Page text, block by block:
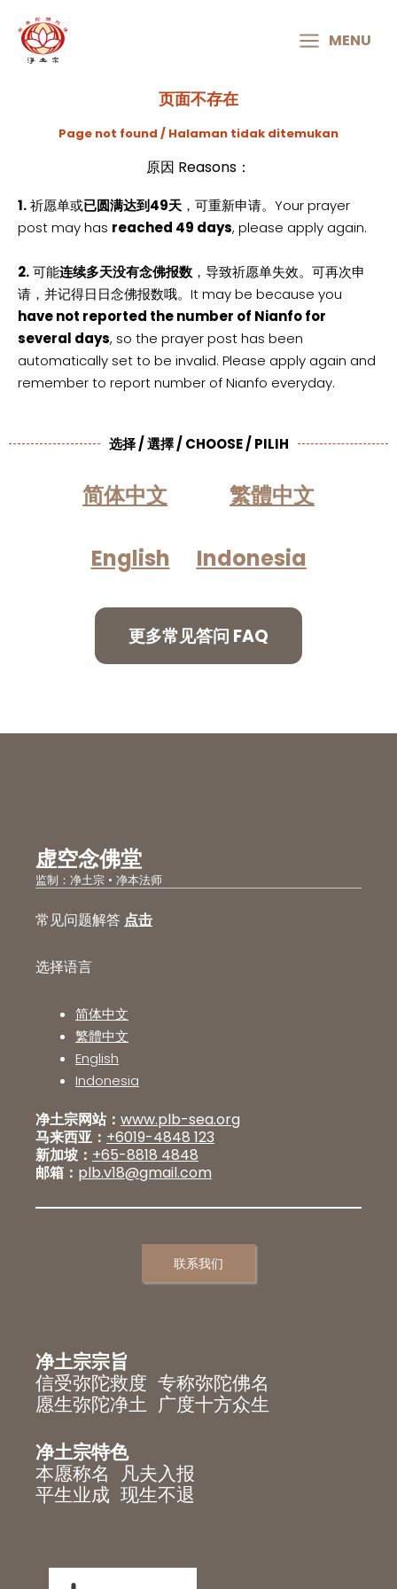
MENU
MENU
页面不存在
Page not found / Halaman tidak ditemukan
原因 Reasons：
1.祈愿单或已圆满达到49天 ，可重新申请。Your prayer
post may has reached 49 days, please apply again.
2.可能连续多天没有念佛报数 ，导致祈愿单失效。可再次申
请，并记得日日念佛报数哦。It may be because you
have not reported the number of Nianfo for
several days, so the prayer post has been
automatically set to be invalid. Please apply again and
remember to report number of Nianfo everyday.
选择 / 選擇 / CHOOSE / PILIH
简体中文 繁體中文
English Indonesia
更多常见答问 FAQ
虚空念佛堂
监制：净土宗 • 净本法师
常见问题解答 点击
选择语言
简体中文
繁體中文
English
Indonesia
净土宗网站： www.plb-sea.org
马来西亚： +6019-4848 123
新加坡： +65-8818 4848
邮箱： plb.v18@gmail.com
联系我们
净土宗宗旨
信受弥陀救度 专称弥陀佛名
愿生弥陀净土 广度十方众生
净土宗特色
本愿称名 凡夫入报
平生业成 现生不退